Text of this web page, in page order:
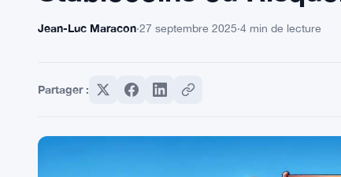
Jean-Luc Maracon·27 septembre 2025·4 min de lecture
Partager :